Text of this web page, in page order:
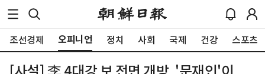
조선경제 오피니언 정치 사회 국제 건강 스포츠